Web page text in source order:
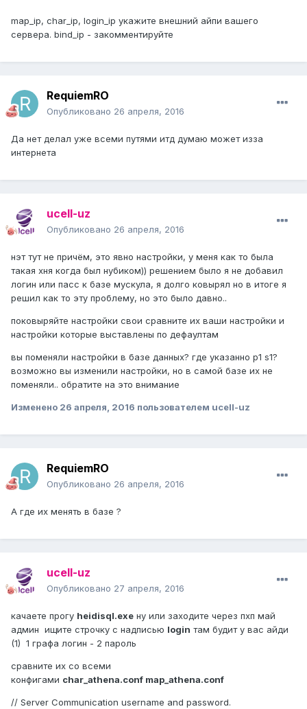
map_ip, char_ip, login_ip укажите внешний айпи вашего
сервера. bind_ip - закомментируйте
RequiemRO
Опубликовано 26 апреля, 2016
Да нет делал уже всеми путями итд думаю может изза
интернета
ucell-uz
Опубликовано 26 апреля, 2016
нэт тут не причём, это явно настройки, у меня как то была
такая хня когда был нубиком)) решением было я не добавил
логин или пасс к базе мускула, я долго ковырял но в итоге я
решил как то эту проблему, но это было давно..
поковыряйте настройки свои сравните их ваши настройки и
настройки которые выставлены по дефаултам
вы поменяли настройки в базе данных? где указанно p1 s1?
возможно вы изменили настройки, но в самой базе их не
поменяли.. обратите на это внимание
Изменено 26 апреля, 2016 пользователем ucell-uz
RequiemRO
Опубликовано 26 апреля, 2016
А где их менять в базе ?
ucell-uz
Опубликовано 27 апреля, 2016
качаете прогу heidisql.exe ну или заходите через пхп май
админ ищите строчку с надписью login там будит у вас айди
(1) 1 графа логин - 2 пароль
сравните их со всеми
конфигами char_athena.conf map_athena.conf
// Server Communication username and password.